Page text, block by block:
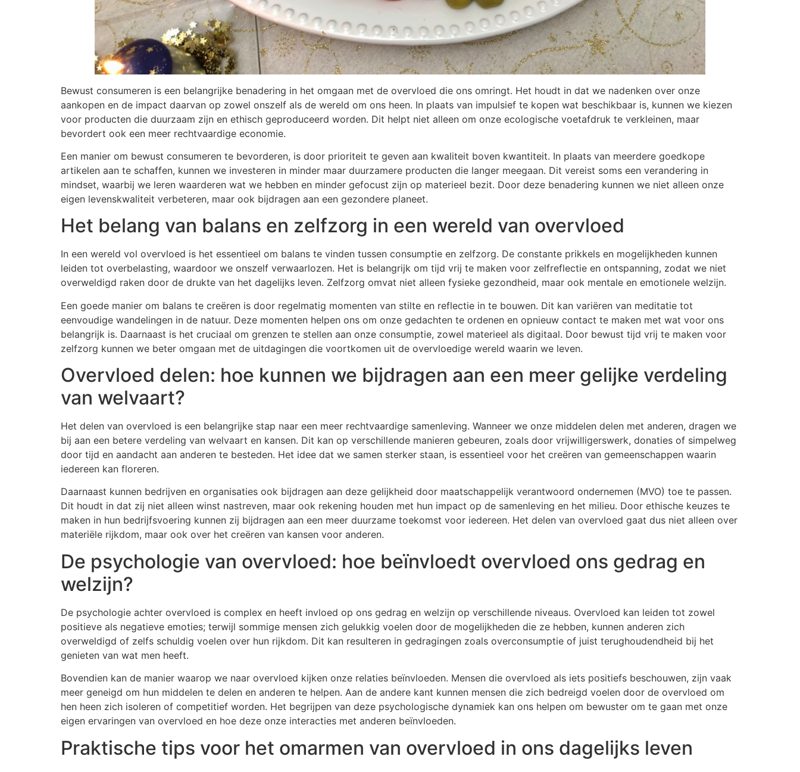
Bewust consumeren is een belangrijke benadering in het omgaan met de overvloed die ons omringt. Het houdt in dat we nadenken over onze
aankopen en de impact daarvan op zowel onszelf als de wereld om ons heen. In plaats van impulsief te kopen wat beschikbaar is, kunnen we kiezen
voor producten die duurzaam zijn en ethisch geproduceerd worden. Dit helpt niet alleen om onze ecologische voetafdruk te verkleinen, maar
bevordert ook een meer rechtvaardige economie.
Een manier om bewust consumeren te bevorderen, is door prioriteit te geven aan kwaliteit boven kwantiteit. In plaats van meerdere goedkope
artikelen aan te schaffen, kunnen we investeren in minder maar duurzamere producten die langer meegaan. Dit vereist soms een verandering in
mindset, waarbij we leren waarderen wat we hebben en minder gefocust zijn op materieel bezit. Door deze benadering kunnen we niet alleen onze
eigen levenskwaliteit verbeteren, maar ook bijdragen aan een gezondere planeet.
Het belang van balans en zelfzorg in een wereld van overvloed
In een wereld vol overvloed is het essentieel om balans te vinden tussen consumptie en zelfzorg. De constante prikkels en mogelijkheden kunnen
leiden tot overbelasting, waardoor we onszelf verwaarlozen. Het is belangrijk om tijd vrij te maken voor zelfreflectie en ontspanning, zodat we niet
overweldigd raken door de drukte van het dagelijks leven. Zelfzorg omvat niet alleen fysieke gezondheid, maar ook mentale en emotionele welzijn.
Een goede manier om balans te creëren is door regelmatig momenten van stilte en reflectie in te bouwen. Dit kan variëren van meditatie tot
eenvoudige wandelingen in de natuur. Deze momenten helpen ons om onze gedachten te ordenen en opnieuw contact te maken met wat voor ons
belangrijk is. Daarnaast is het cruciaal om grenzen te stellen aan onze consumptie, zowel materieel als digitaal. Door bewust tijd vrij te maken voor
zelfzorg kunnen we beter omgaan met de uitdagingen die voortkomen uit de overvloedige wereld waarin we leven.
Overvloed delen: hoe kunnen we bijdragen aan een meer gelijke verdeling
van welvaart?
Het delen van overvloed is een belangrijke stap naar een meer rechtvaardige samenleving. Wanneer we onze middelen delen met anderen, dragen we
bij aan een betere verdeling van welvaart en kansen. Dit kan op verschillende manieren gebeuren, zoals door vrijwilligerswerk, donaties of simpelweg
door tijd en aandacht aan anderen te besteden. Het idee dat we samen sterker staan, is essentieel voor het creëren van gemeenschappen waarin
iedereen kan floreren.
Daarnaast kunnen bedrijven en organisaties ook bijdragen aan deze gelijkheid door maatschappelijk verantwoord ondernemen (MVO) toe te passen.
Dit houdt in dat zij niet alleen winst nastreven, maar ook rekening houden met hun impact op de samenleving en het milieu. Door ethische keuzes te
maken in hun bedrijfsvoering kunnen zij bijdragen aan een meer duurzame toekomst voor iedereen. Het delen van overvloed gaat dus niet alleen over
materiële rijkdom, maar ook over het creëren van kansen voor anderen.
De psychologie van overvloed: hoe beïnvloedt overvloed ons gedrag en
welzijn?
De psychologie achter overvloed is complex en heeft invloed op ons gedrag en welzijn op verschillende niveaus. Overvloed kan leiden tot zowel
positieve als negatieve emoties; terwijl sommige mensen zich gelukkig voelen door de mogelijkheden die ze hebben, kunnen anderen zich
overweldigd of zelfs schuldig voelen over hun rijkdom. Dit kan resulteren in gedragingen zoals overconsumptie of juist terughoudendheid bij het
genieten van wat men heeft.
Bovendien kan de manier waarop we naar overvloed kijken onze relaties beïnvloeden. Mensen die overvloed als iets positiefs beschouwen, zijn vaak
meer geneigd om hun middelen te delen en anderen te helpen. Aan de andere kant kunnen mensen die zich bedreigd voelen door de overvloed om
hen heen zich isoleren of competitief worden. Het begrijpen van deze psychologische dynamiek kan ons helpen om bewuster om te gaan met onze
eigen ervaringen van overvloed en hoe deze onze interacties met anderen beïnvloeden.
Praktische tips voor het omarmen van overvloed in ons dagelijks leven